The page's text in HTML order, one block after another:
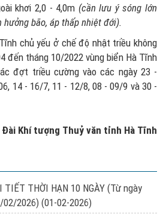
khơi 2,0 - 4,0m (cần lưu ý sóng lớn
hưởng bão, áp thấp nhiệt đới).
chủ yếu ở chế độ nhật triều không
đến tháng 10/2022 vùng biển Hà Tĩnh
đợt triều cường vào các ngày 23 -
14 - 16/7, 11 - 12/8, 08 - 09/9 và 30 -
Đài Khí tượng Thuỷ văn tỉnh Hà Tĩnh
TIẾT THỜI HẠN 10 NGÀY (Từ ngày
02/2026) (01-02-2026)